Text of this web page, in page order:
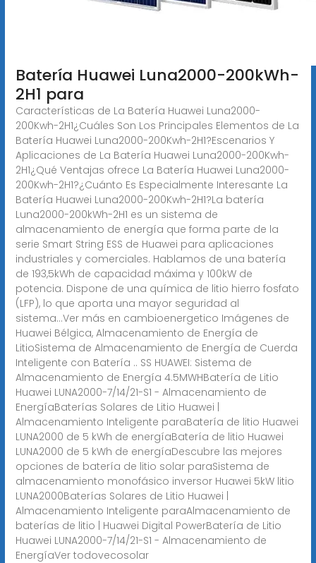
Batería Huawei Luna2000-200kWh-
2H1 para
Características de La Batería Huawei Luna2000-
200Kwh-2H1¿Cuáles Son Los Principales Elementos de La
Batería Huawei Luna2000-200Kwh-2H1?Escenarios Y
Aplicaciones de La Batería Huawei Luna2000-200Kwh-
2H1¿Qué Ventajas ofrece La Batería Huawei Luna2000-
200Kwh-2H1?¿Cuánto Es Especialmente Interesante La
Batería Huawei Luna2000-200Kwh-2H1?La batería
Luna2000-200kWh-2H1 es un sistema de
almacenamiento de energía que forma parte de la
serie Smart String ESS de Huawei para aplicaciones
industriales y comerciales. Hablamos de una batería
de 193,5kWh de capacidad máxima y 100kW de
potencia. Dispone de una química de litio hierro fosfato
(LFP), lo que aporta una mayor seguridad al
sistema...Ver más en cambioenergetico Imágenes de
Huawei Bélgica, Almacenamiento de Energía de
LitioSistema de Almacenamiento de Energía de Cuerda
Inteligente con Batería .. SS HUAWEI: Sistema de
Almacenamiento de Energía 4.5MWHBatería de Litio
Huawei LUNA2000-7/14/21-S1 - Almacenamiento de
EnergíaBaterías Solares de Litio Huawei |
Almacenamiento Inteligente paraBatería de litio Huawei
LUNA2000 de 5 kWh de energíaBatería de litio Huawei
LUNA2000 de 5 kWh de energíaDescubre las mejores
opciones de batería de litio solar paraSistema de
almacenamiento monofásico inversor Huawei 5kW litio
LUNA2000Baterías Solares de Litio Huawei |
Almacenamiento Inteligente paraAlmacenamiento de
baterías de litio | Huawei Digital PowerBatería de Litio
Huawei LUNA2000-7/14/21-S1 - Almacenamiento de
EnergíaVer todovecosolar